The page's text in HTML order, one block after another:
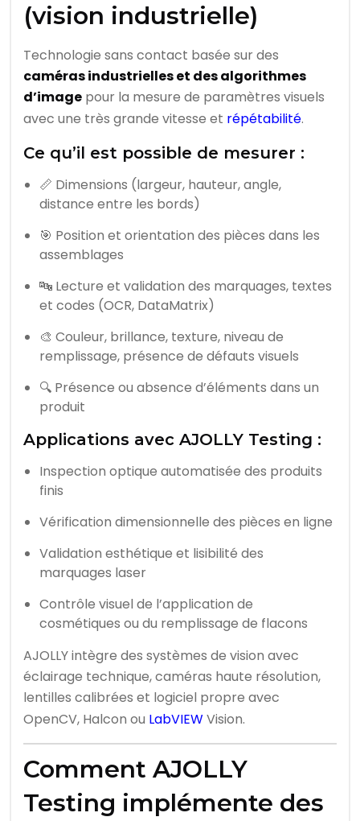
(vision industrielle)
Technologie sans contact basée sur des
caméras industrielles et des algorithmes
d’image pour la mesure de paramètres visuels
avec une très grande vitesse et répétabilité.
Ce qu’il est possible de mesurer :
📏 Dimensions (largeur, hauteur, angle,
distance entre les bords)
🎯 Position et orientation des pièces dans les
assemblages
🔤 Lecture et validation des marquages, textes
et codes (OCR, DataMatrix)
🎨 Couleur, brillance, texture, niveau de
remplissage, présence de défauts visuels
🔍 Présence ou absence d’éléments dans un
produit
Applications avec AJOLLY Testing :
Inspection optique automatisée des produits
finis
Vérification dimensionnelle des pièces en ligne
Validation esthétique et lisibilité des
marquages laser
Contrôle visuel de l’application de
cosmétiques ou du remplissage de flacons
AJOLLY intègre des systèmes de vision avec
éclairage technique, caméras haute résolution,
lentilles calibrées et logiciel propre avec
OpenCV, Halcon ou LabVIEWVision.
Comment AJOLLY
Testing implémente des